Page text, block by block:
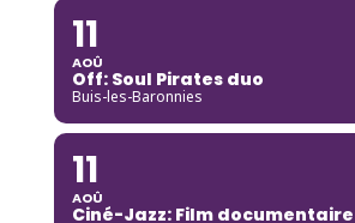
11
AOÛ
Off: Soul Pirates duo
Buis-les-Baronnies
11
AOÛ
Ciné-Jazz: Film documentaire